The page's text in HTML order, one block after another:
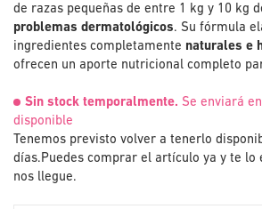
de razas pequeñas de entre 1 kg y 10 kg
problemas dermatológicos. Su fórmula
ingredientes completamente naturales e
ofrecen un aporte nutricional completo
Sin stock temporalmente. Se enviará
disponible
Tenemos previsto volver a tenerlo
días.Puedes comprar el artículo ya y te lo
nos llegue.
galería
de
imágenes